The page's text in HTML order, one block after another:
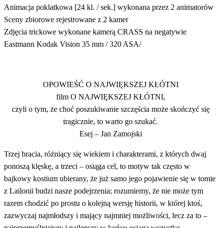
Animacja poklatkowa [24 kl. / sek.] wykonana przez 2 animatorów
Sceny zbiorowe rejestrowane z 2 kamer
Zdjęcia trickowe wykonane kamerą CRASS na negatywie
Eastmann Kodak Vision 35 mm / 320 ASA/
OPOWIEŚĆ O NAJWIĘKSZEJ KŁÓTNI
film O NAJWIĘKSZEJ KŁÓTNI,
czyli o tym, że choć poszukiwanie szczęścia może skończyć się
tragicznie, to warto go szukać.
Esej – Jan Zamojski
Trzej bracia, różniący się wiekiem i charakterami, z których dwaj
ponoszą klęskę, a trzeci – osiąga cel, to motyw tak często w
bajkowy kostium ubierany, że już samo jego pojawienie się w tomie
z Lailonii budzi nasze podejrzenia; rozumiemy, że nie może tym
razem chodzić po prostu o kolejną wersję historii, w której ktoś,
zazwyczaj najmłodszy i mający najmniej możliwości, lecz za to –